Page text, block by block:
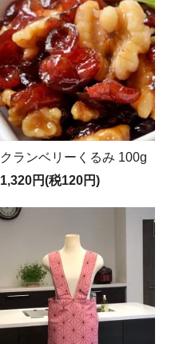
クランベリーくるみ 100g
1,320円(税120円)